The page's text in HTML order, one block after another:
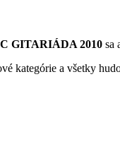
GITARIÁDA 2010 sa
a všetky